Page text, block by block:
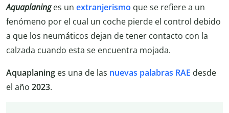
Aquaplaninges un extranjerismo que se refiere a un
fenómeno por el cual un coche pierde el control debido
a que los neumáticos dejan de tener contacto con la
calzada cuando esta se encuentra mojada.
Aquaplaning es una de las nuevas palabras RAE desde
el año 2023.